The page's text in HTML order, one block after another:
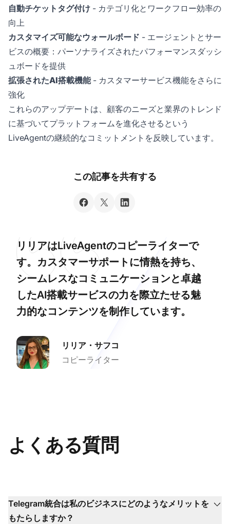
自動チケットタグ付け - カテゴリ化とワークフロー効率の
向上
カスタマイズ可能なウォールボード - エージェントとサー
ビスの概要：パーソナライズされたパフォーマンスダッシ
ュボードを提供
拡張されたAI搭載機能- カスタマーサービス機能をさらに
強化
これらのアップデートは、顧客のニーズと業界のトレンド
に基づいてプラットフォームを進化させるという
LiveAgentの継続的なコミットメントを反映しています。
この記事を共有する
リリアはLiveAgentのコピーライターで
す。カスタマーサポートに情熱を持ち、
シームレスなコミュニケーションと卓越
したAI搭載サービスの力を際立たせる魅
力的なコンテンツを制作しています。
リリア・サフコ
コピーライター
よくある質問
Telegram統合は私のビジネスにどのようなメリットを
もたらしますか？